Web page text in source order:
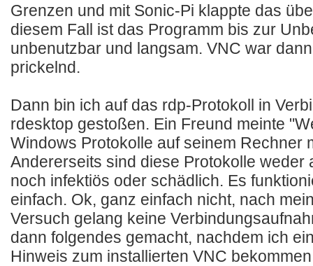
Grenzen und mit Sonic-Pi klappte das
diesem Fall ist das Programm bis zur
unbenutzbar und langsam. VNC war
prickelnd.
Dann bin ich auf das rdp-Protokoll in
rdesktop gestoßen. Ein Freund meinte
Windows Protokolle auf seinem Rechner
Andererseits sind diese Protokolle weder
noch infektiös oder schädlich. Es
einfach. Ok, ganz einfach nicht, nach
Versuch gelang keine
dann folgendes gemacht, nachdem ich
Hinweis zum installierten VNC